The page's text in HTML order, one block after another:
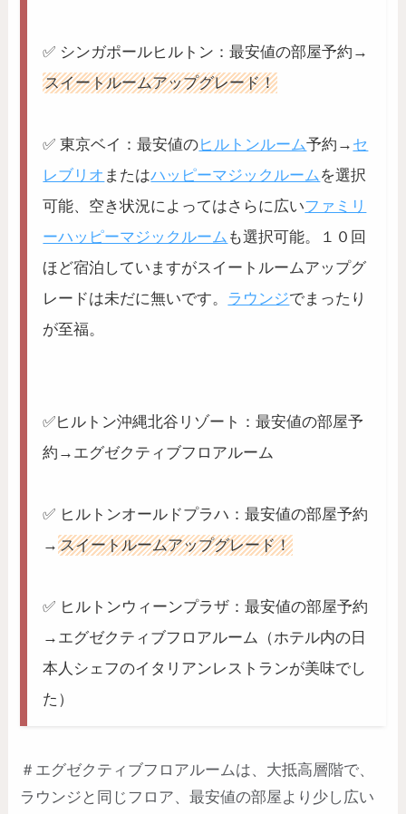
✅ シンガポールヒルトン：最安値の部屋予約→
スイートルームアップグレード！
✅ 東京ベイ：最安値のヒルトンルーム予約→ セ
レブリオ またはハッピーマジックルーム を選択
可能、空き状況によってはさらに広いファミリ
ーハッピーマジックルーム も選択可能。１０回
ほど宿泊していますがスイートルームアップグ
レードは未だに無いです。 ラウンジでまったり
が至福。
✅ヒルトン沖縄北谷リゾート：最安値の部屋予
約→エグゼクティブフロアルーム
✅ ヒルトンオールドプラハ：最安値の部屋予約
→スイートルームアップグレード！
✅ ヒルトンウィーンプラザ：最安値の部屋予約
→エグゼクティブフロアルーム（ホテル内の日
本人シェフのイタリアンレストランが美味でし
た）
＃エグゼクティブフロアルームは、大抵高層階で、
ラウンジと同じフロア、最安値の部屋より少し広い